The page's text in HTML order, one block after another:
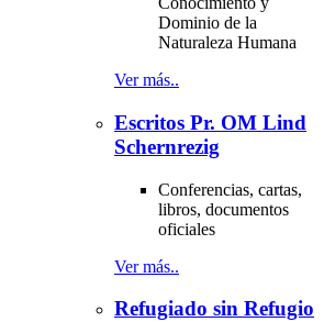
Dominio de la
Naturaleza Humana
Ver más..
Escritos Pr. OM Lind
Schernrezig
Conferencias, cartas,
libros, documentos
oficiales
Ver más..
Refugiado sin Refugio